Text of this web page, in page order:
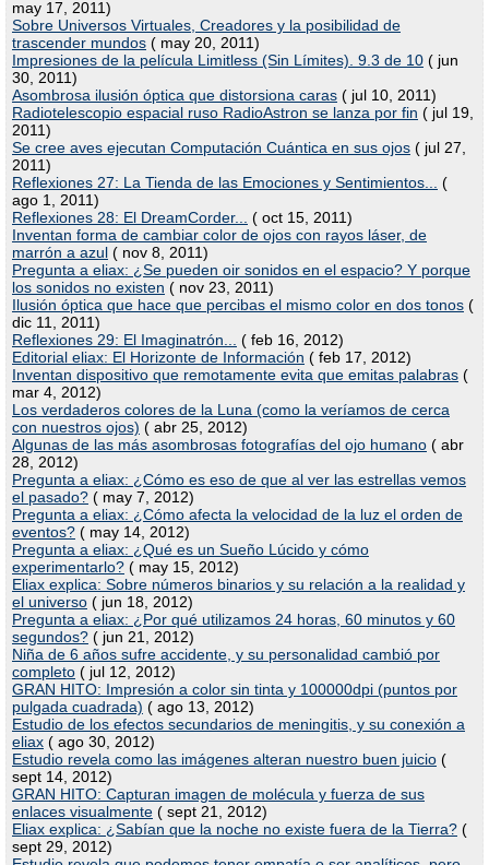
may 17, 2011)
Sobre Universos Virtuales, Creadores y la posibilidad de
trascender mundos ( may 20, 2011)
Impresiones de la película Limitless (Sin Límites). 9.3 de 10 ( jun
30, 2011)
Asombrosa ilusión óptica que distorsiona caras ( jul 10, 2011)
Radiotelescopio espacial ruso RadioAstron se lanza por fin ( jul 19,
2011)
Se cree aves ejecutan Computación Cuántica en sus ojos ( jul 27,
2011)
Reflexiones 27: La Tienda de las Emociones y Sentimientos...
(
ago 1, 2011)
Reflexiones 28: El DreamCorder...
( oct 15, 2011)
Inventan forma de cambiar color de ojos con rayos láser, de
marrón a azul ( nov 8, 2011)
Pregunta a eliax: ¿Se pueden oir sonidos en el espacio? Y porque
los sonidos no existen ( nov 23, 2011)
Ilusión óptica que hace que percibas el mismo color en dos tonos (
dic 11, 2011)
Reflexiones 29: El Imaginatrón...
( feb 16, 2012)
Editorial eliax: El Horizonte de Información ( feb 17, 2012)
Inventan dispositivo que remotamente evita que emitas palabras (
mar 4, 2012)
Los verdaderos colores de la Luna (como la veríamos de cerca
con nuestros ojos) ( abr 25, 2012)
Algunas de las más asombrosas fotografías del ojo humano ( abr
28, 2012)
Pregunta a eliax: ¿Cómo es eso de que al ver las estrellas vemos
el pasado? ( may 7, 2012)
Pregunta a eliax: ¿Cómo afecta la velocidad de la luz el orden de
eventos? ( may 14, 2012)
Pregunta a eliax: ¿Qué es un Sueño Lúcido y cómo
experimentarlo? ( may 15, 2012)
Eliax explica: Sobre números binarios y su relación a la realidad y
el universo ( jun 18, 2012)
Pregunta a eliax: ¿Por qué utilizamos 24 horas, 60 minutos y 60
segundos? ( jun 21, 2012)
Niña de 6 años sufre accidente, y su personalidad cambió por
completo ( jul 12, 2012)
GRAN HITO: Impresión a color sin tinta y 100000dpi (puntos por
pulgada cuadrada) ( ago 13, 2012)
Estudio de los efectos secundarios de meningitis, y su conexión a
eliax ( ago 30, 2012)
Estudio revela como las imágenes alteran nuestro buen juicio (
sept 14, 2012)
GRAN HITO: Capturan imagen de molécula y fuerza de sus
enlaces visualmente ( sept 21, 2012)
Eliax explica: ¿Sabían que la noche no existe fuera de la Tierra? (
sept 29, 2012)